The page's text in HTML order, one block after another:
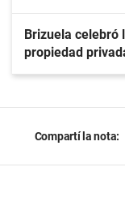
Brizuela celebró
propiedad
Compartí la nota: